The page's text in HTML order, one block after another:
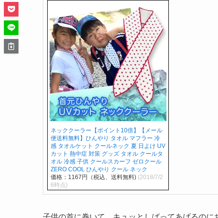
ネッククーラー【ポイント10倍】【メール
便送料無料】ひんやり タオル マフラー 冷
感 タオルケット クールネック 夏 日よけ UV
カット 熱中症 対策 グッズ タオル クールタ
オル 冷感 子供 クールスカーフ ゼロクール
ZERO COOL ひんやり クール ネック
価格：1167円（税込、送料無料) (2018/7/2
6時点)